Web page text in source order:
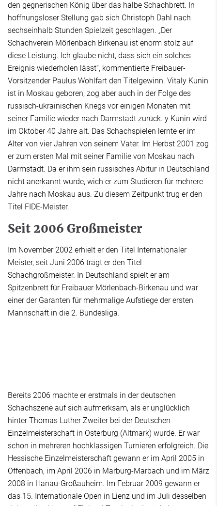
den gegnerischen König über das halbe Schachbrett. In
hoffnungsloser Stellung gab sich Christoph Dahl nach
sechseinhalb Stunden Spielzeit geschlagen. „Der
Schachverein Mörlenbach Birkenau ist enorm stolz auf
diese Leistung. Ich glaube nicht, dass sich ein solches
Ereignis wiederholen lässt“, kommentierte Freibauer-
Vorsitzender Paulus Wohlfart den Titelgewinn. Vitaly Kunin
ist in Moskau geboren, zog aber auch in der Folge des
russisch-ukrainischen Kriegs vor einigen Monaten mit
seiner Familie wieder nach Darmstadt zurück. y Kunin wird
im Oktober 40 Jahre alt. Das Schachspielen lernte er im
Alter von vier Jahren von seinem Vater. Im Herbst 2001 zog
er zum ersten Mal mit seiner Familie von Moskau nach
Darmstadt. Da er ihm sein russisches Abitur in Deutschland
nicht anerkannt wurde, wich er zum Studieren für mehrere
Jahre nach Moskau aus. Zu diesem Zeitpunkt trug er den
Titel FIDE-Meister.
Seit 2006 Großmeister
Im November 2002 erhielt er den Titel Internationaler
Meister, seit Juni 2006 trägt er den Titel
Schachgroßmeister. In Deutschland spielt er am
Spitzenbrett für Freibauer Mörlenbach-Birkenau und war
einer der Garanten für mehrmalige Aufstiege der ersten
Mannschaft in die 2. Bundesliga.
Bereits 2006 machte er erstmals in der deutschen
Schachszene auf sich aufmerksam, als er unglücklich
hinter Thomas Luther Zweiter bei der Deutschen
Einzelmeisterschaft in Osterburg (Altmark) wurde. Er war
schon in mehreren hochklassigen Turnieren erfolgreich. Die
Hessische Einzelmeisterschaft gewann er im April 2005 in
Offenbach, im April 2006 in Marburg-Marbach und im März
2008 in Hanau-Großauheim. Im Februar 2009 gewann er
das 15. Internationale Open in Lienz und im Juli desselben